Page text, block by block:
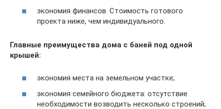
экономия финансов. Стоимость готового
проекта ниже, чем индивидуального.
Главные преимущества дома с баней под одной
крышей:
экономия места на земельном участке;
экономия семейного бюджета: отсутствие
необходимости возводить несколько строений;